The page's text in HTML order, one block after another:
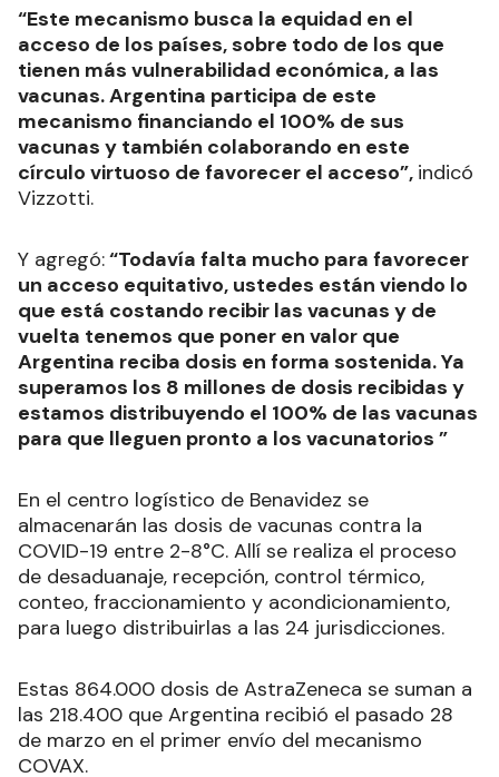
“Este mecanismo busca la equidad en el
acceso de los países, sobre todo de los que
tienen más vulnerabilidad económica, a las
vacunas. Argentina participa de este
mecanismo financiando el 100% de sus
vacunas y también colaborando en este
círculo virtuoso de favorecer el acceso”, indicó
Vizzotti.
Y agregó:“Todavía falta mucho para favorecer
un acceso equitativo, ustedes están viendo lo
que está costando recibir las vacunas y de
vuelta tenemos que poner en valor que
Argentina reciba dosis en forma sostenida. Ya
superamos los 8 millones de dosis recibidas y
estamos distribuyendo el 100% de las vacunas
para que lleguen pronto a los vacunatorios ”
En el centro logístico de Benavidez se
almacenarán las dosis de vacunas contra la
COVID-19 entre 2-8°C. Allí se realiza el proceso
de desaduanaje, recepción, control térmico,
conteo, fraccionamiento y acondicionamiento,
para luego distribuirlas a las 24 jurisdicciones.
Estas 864.000 dosis de AstraZeneca se suman a
las 218.400 que Argentina recibió el pasado 28
de marzo en el primer envío del mecanismo
COVAX.